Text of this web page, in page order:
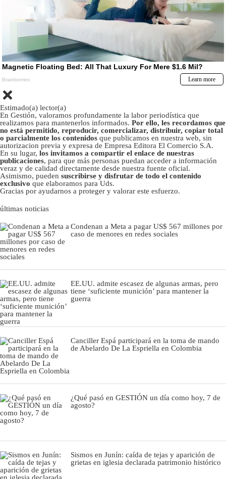
Estimado(a) lector(a)
En Gestión, valoramos profundamente la labor periodística que
realizamos para mantenerlos informados. Por ello, les recordamos que
no está permitido, reproducir, comercializar, distribuir, copiar total
o parcialmente los contenidos que publicamos en nuestra web, sin
autorizacion previa y expresa de Empresa Editora El Comercio S.A.
En su lugar, los invitamos a compartir el enlace de nuestras
publicaciones, para que más personas puedan acceder a información
veraz y de calidad directamente desde nuestra fuente oficial.
Asimismo, pueden suscribirse y disfrutar de todo el contenido
exclusivo que elaboramos para Uds.
Gracias por ayudarnos a proteger y valorar este esfuerzo.
últimas noticias
Condenan a Meta a pagar US$ 567 millones por
caso de menores en redes sociales
EE.UU. admite escasez de algunas armas, pero
tiene ‘suficiente munición’ para mantener la
guerra
Canciller Espá participará en la toma de mando
de Abelardo De La Espriella en Colombia
¿Qué pasó en GESTIÓN un día como hoy, 7 de
agosto?
Sismos en Junín: caída de tejas y aparición de
grietas en iglesia declarada patrimonio histórico